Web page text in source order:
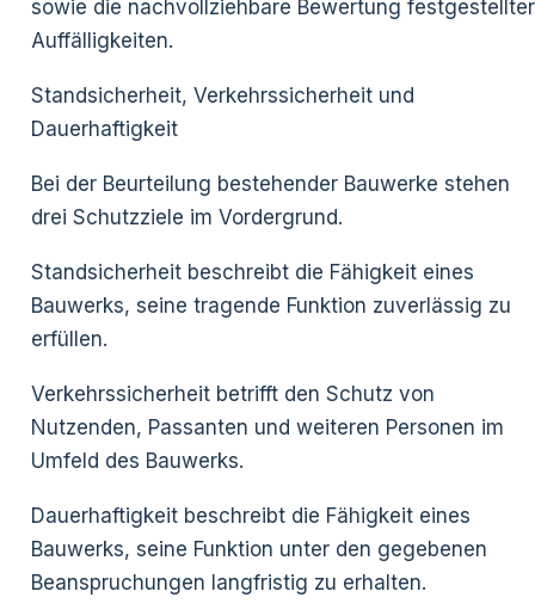
sowie die nachvollziehbare Bewertung festgestellter
Auffälligkeiten.
Standsicherheit, Verkehrssicherheit und
Dauerhaftigkeit
Bei der Beurteilung bestehender Bauwerke stehen
drei Schutzziele im Vordergrund.
Standsicherheit beschreibt die Fähigkeit eines
Bauwerks, seine tragende Funktion zuverlässig zu
erfüllen.
Verkehrssicherheit betrifft den Schutz von
Nutzenden, Passanten und weiteren Personen im
Umfeld des Bauwerks.
Dauerhaftigkeit beschreibt die Fähigkeit eines
Bauwerks, seine Funktion unter den gegebenen
Beanspruchungen langfristig zu erhalten.